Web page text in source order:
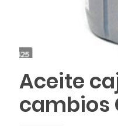
Aceite
cambios